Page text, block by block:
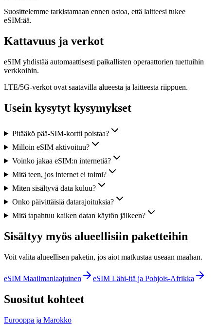
Suosittelemme tarkistamaan ennen ostoa, että laitteesi tukee
eSIM:ää.
Kattavuus ja verkot
eSIM yhdistää automaattisesti paikallisten operaattorien tuettuihin
verkkoihin.
LTE/5G-verkot ovat saatavilla alueesta ja laitteesta riippuen.
Usein kysytyt kysymykset
Pitääkö pää-SIM-kortti poistaa?
Milloin eSIM aktivoituu?
Voinko jakaa eSIM:n internetiä?
Mitä teen, jos internet ei toimi?
Miten sisältyvä data kuluu?
Onko päivittäisiä datarajoituksia?
Mitä tapahtuu kaiken datan käytön jälkeen?
Sisältyy myös alueellisiin paketteihin
Voit valita alueellisen paketin, jos aiot matkustaa useaan maahan.
eSIM Maailmanlaajuinen eSIM Lähi-itä ja Pohjois-Afrikka
Suositut kohteet
Eurooppa ja Marokko